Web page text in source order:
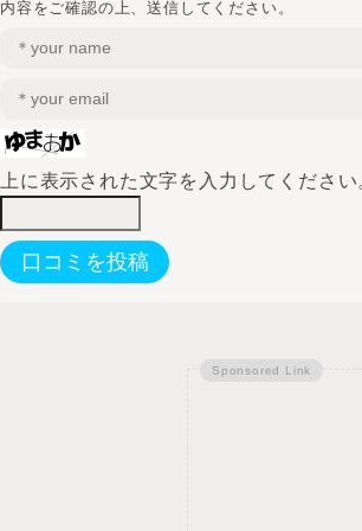
内容をご確認の上、送信してください。
上に表示された文字を入力してください